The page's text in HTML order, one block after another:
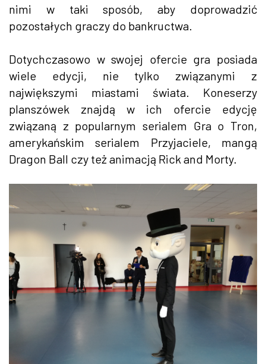
nimi w taki sposób, aby doprowadzić
pozostałych graczy do bankructwa.
Dotychczasowo w swojej ofercie gra posiada
wiele edycji, nie tylko związanymi z
największymi miastami świata. Koneserzy
planszówek znajdą w ich ofercie edycję
związaną z popularnym serialem Gra o Tron,
amerykańskim serialem Przyjaciele, mangą
Dragon Ball czy też animacją Rick and Morty.